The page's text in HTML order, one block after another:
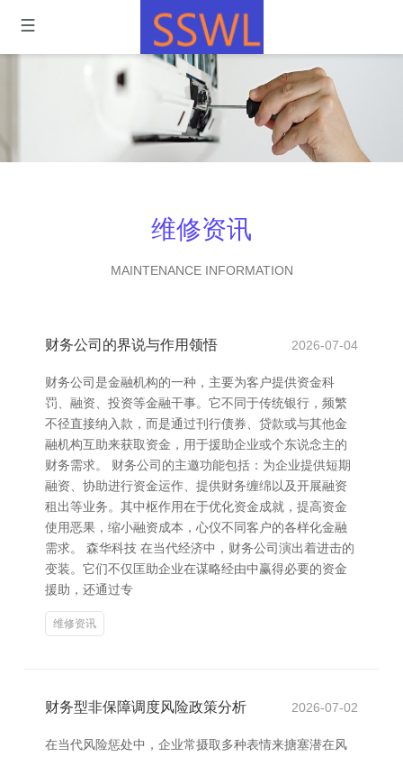
维修资讯
MAINTENANCE INFORMATION
财务公司的界说与作用领悟 2026-07-04
财务公司是金融机构的一种，主要为客户提供资金科
罚、融资、投资等金融干事。它不同于传统银行，频繁
不径直接纳入款，而是通过刊行债券、贷款或与其他金
融机构互助来获取资金，用于援助企业或个东说念主的
财务需求。 财务公司的主邀功能包括：为企业提供短期
融资、协助进行资金运作、提供财务缠绵以及开展融资
租出等业务。其中枢作用在于优化资金成就，提高资金
使用恶果，缩小融资成本，心仪不同客户的各样化金融
需求。 森华科技 在当代经济中，财务公司演出着进击的
变装。它们不仅匡助企业在谋略经由中赢得必要的资金
援助，还通过专
维修资讯
财务型非保障调度风险政策分析 2026-07-02
在当代风险惩处中，企业常摄取多种表情来搪塞潜在风